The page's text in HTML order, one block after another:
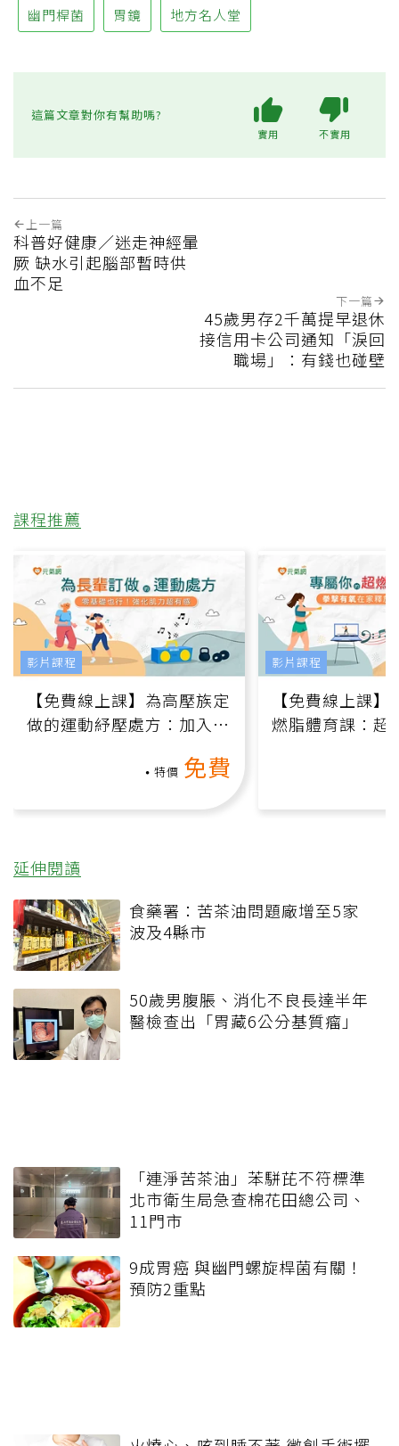
幽門桿菌 胃鏡 地方名人堂
這篇文章對你有幫助嗎?
實用 不實用
上一篇
科普好健康／迷走神經暈
厥 缺水引起腦部暫時供
血不足
下一篇
45歲男存2千萬提早退休
接信用卡公司通知「淚回
職場」：有錢也碰壁
課程推薦
【免費線上課】為高壓族定
做的運動紓壓處方：加入行
特價 免費
影片課程
【免費線上課
燃脂體育課：超
影片課程
延伸閱讀
食藥署：苦茶油問題廠增至5家
波及4縣市
50歲男腹脹、消化不良長達半年
醫檢查出「胃藏6公分基質瘤」
「連淨苦茶油」苯駢芘不符標準
北市衛生局急查棉花田總公司、
11門市
9成胃癌 與幽門螺旋桿菌有關！
預防2重點